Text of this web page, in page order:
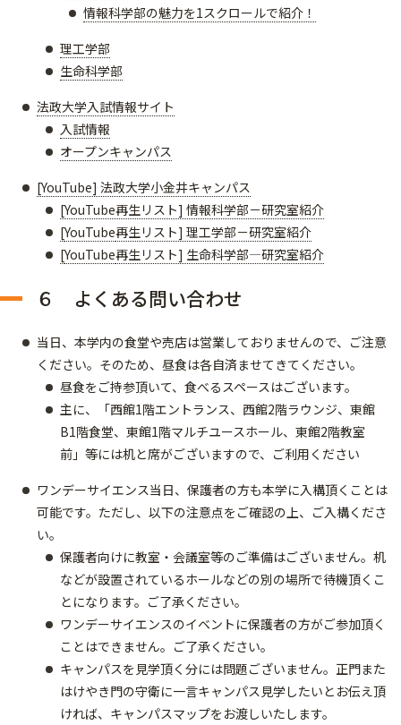
情報科学部の魅力を1スクロールで紹介！
理工学部
生命科学部
法政大学入試情報サイト
入試情報
オープンキャンパス
[YouTube] 法政大学小金井キャンパス
[YouTube再生リスト] 情報科学部－研究室紹介
[YouTube再生リスト] 理工学部－研究室紹介
[YouTube再生リスト] 生命科学部―研究室紹介
６ よくある問い合わせ
当日、本学内の食堂や売店は営業しておりませんので、ご注意
ください。そのため、昼食は各自済ませてきてください。
昼食をご持参頂いて、食べるスペースはございます。
主に、「西館1階エントランス、西館2階ラウンジ、東館
B1階食堂、東館1階マルチユースホール、東館2階教室
前」等には机と席がございますので、ご利用ください
ワンデーサイエンス当日、保護者の方も本学に入構頂くことは
可能です。ただし、以下の注意点をご確認の上、ご入構くださ
い。
保護者向けに教室・会議室等のご準備はございません。机
などが設置されているホールなどの別の場所で待機頂くこ
とになります。ご了承ください。
ワンデーサイエンスのイベントに保護者の方がご参加頂く
ことはできません。ご了承ください。
キャンパスを見学頂く分には問題ございません。正門また
はけやき門の守衛に一言キャンパス見学したいとお伝え頂
ければ、キャンパスマップをお渡しいたします。